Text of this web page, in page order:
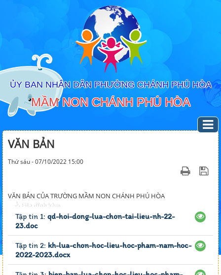
ỦY BAN NHÂN DÂN PHƯỜNG CHÁNH PHÚ HÒA
MẦM NON CHÁNH PHÚ HÒA
VĂN BẢN
Thứ sáu - 07/10/2022 15:00
VĂN BẢN CỦA TRƯỜNG MẦM NON CHÁNH PHÚ HÒA
File đính kèm
Tập tin 1: qd-hoi-dong-lua-chon-tai-lieu-nh-22-
23.doc
Tập tin 2: kh-lua-chon-hoc-lieu-hoc-pham-nam-hoc-
2022-2023.docx